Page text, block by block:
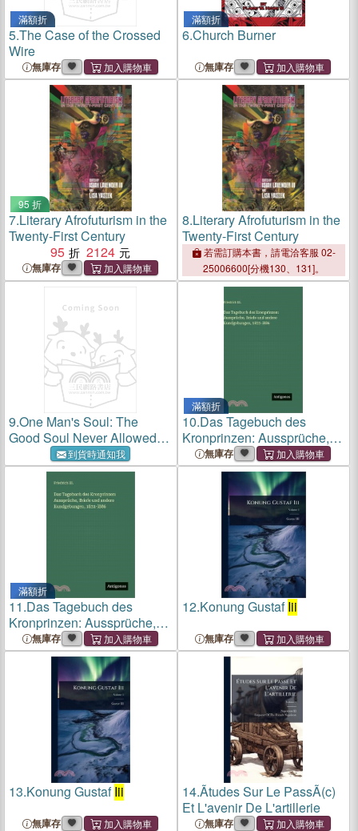
滿額折
5.The Case of the Crossed
Wire
無庫存
滿額折
6.Church Burner
無庫存
95 折
7.Literary Afrofuturism in the
Twenty-First Century
95
2124
無庫存
8.Literary Afrofuturism in the
Twenty-First Century
若需訂購本書，請電洽客服 02-
25006600[分機130、131]。
9.One Man's Soul: The
Good Soul Never Allowed
Into The Kingdom of Heaven
到貨時通知我
滿額折
10.Das Tagebuch des
Kronprinzen: Aussprüche,
Briefe und andere
Kundgebungen, 1831-l886
無庫存
滿額折
11.Das Tagebuch des
Kronprinzen: Aussprüche,
Briefe und andere
Kundgebungen, 1831-l886
無庫存
12.Konung GustafIii
無庫存
13.Konung GustafIii
無庫存
14.Ãtudes Sur Le PassÃ(c)
Et L'avenir De L'artillerie
無庫存